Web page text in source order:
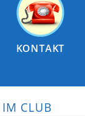
KONTAKT
CLUB